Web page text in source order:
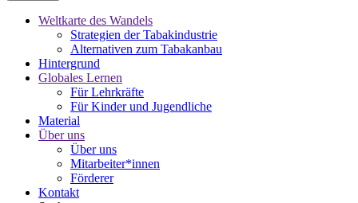
Weltkarte des Wandels
Strategien der Tabakindustrie
Alternativen zum Tabakanbau
Hintergrund
Globales Lernen
Für Lehrkräfte
Für Kinder und Jugendliche
Material
Über uns
Über uns
Mitarbeiter*innen
Förderer
Kontakt